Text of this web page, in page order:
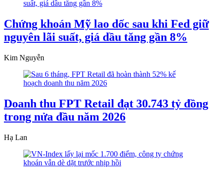
Chứng khoán Mỹ lao dốc sau khi Fed giữ
nguyên lãi suất, giá dầu tăng gần 8%
Kim Nguyễn
Doanh thu FPT Retail đạt 30.743 tỷ đồng
trong nửa đầu năm 2026
Hạ Lan